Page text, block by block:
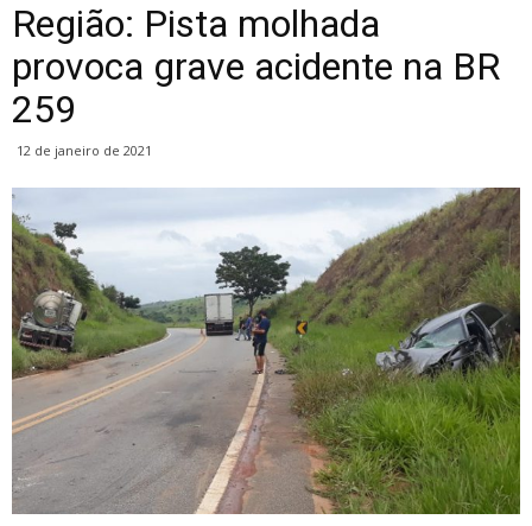
Região: Pista molhada
provoca grave acidente na BR
259
12 de janeiro de 2021